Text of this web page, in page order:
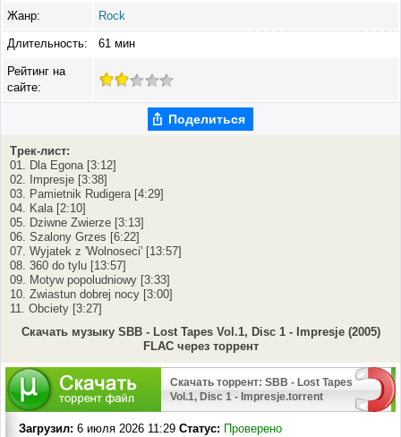
Жанр: Rock
Длительность: 61 мин
Рейтинг на
сайте:
Поделиться
Трек-лист:
01. Dla Egona [3:12]
02. Impresje [3:38]
03. Pamietnik Rudigera [4:29]
04. Kala [2:10]
05. Dziwne Zwierze [3:13]
06. Szalony Grzes [6:22]
07. Wyjatek z 'Wolnoseci' [13:57]
08. 360 do tylu [13:57]
09. Motyw popoludniowy [3:33]
10. Zwiastun dobrej nocy [3:00]
11. Obciety [3:27]
Скачать музыку SBB - Lost Tapes Vol.1, Disc 1 - Impresje (2005)
FLAC через торрент
Скачать торрент: SBB - Lost Tapes
Vol.1, Disc 1 - Impresje.torrent
Загрузил: 6 июля 2026 11:29 Статус: Проверено